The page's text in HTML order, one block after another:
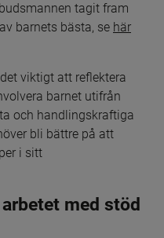
tagit fram
barnets bästa, se här
i nytt fönster.
viktigt att reflektera
barnet utifrån
och handlingskraftiga
bli bättre på att
i sitt
med stöd